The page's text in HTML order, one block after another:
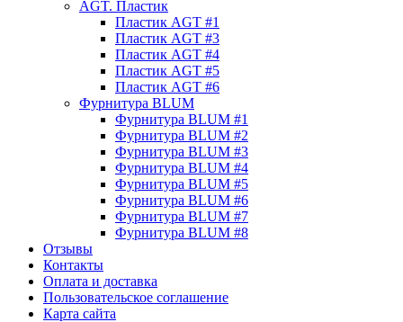
AGT. Пластик
Пластик AGT #1
Пластик AGT #3
Пластик AGT #4
Пластик AGT #5
Пластик AGT #6
Фурнитура BLUM
Фурнитура BLUM #1
Фурнитура BLUM #2
Фурнитура BLUM #3
Фурнитура BLUM #4
Фурнитура BLUM #5
Фурнитура BLUM #6
Фурнитура BLUM #7
Фурнитура BLUM #8
Отзывы
Контакты
Оплата и доставка
Пользовательское соглашение
Карта сайта